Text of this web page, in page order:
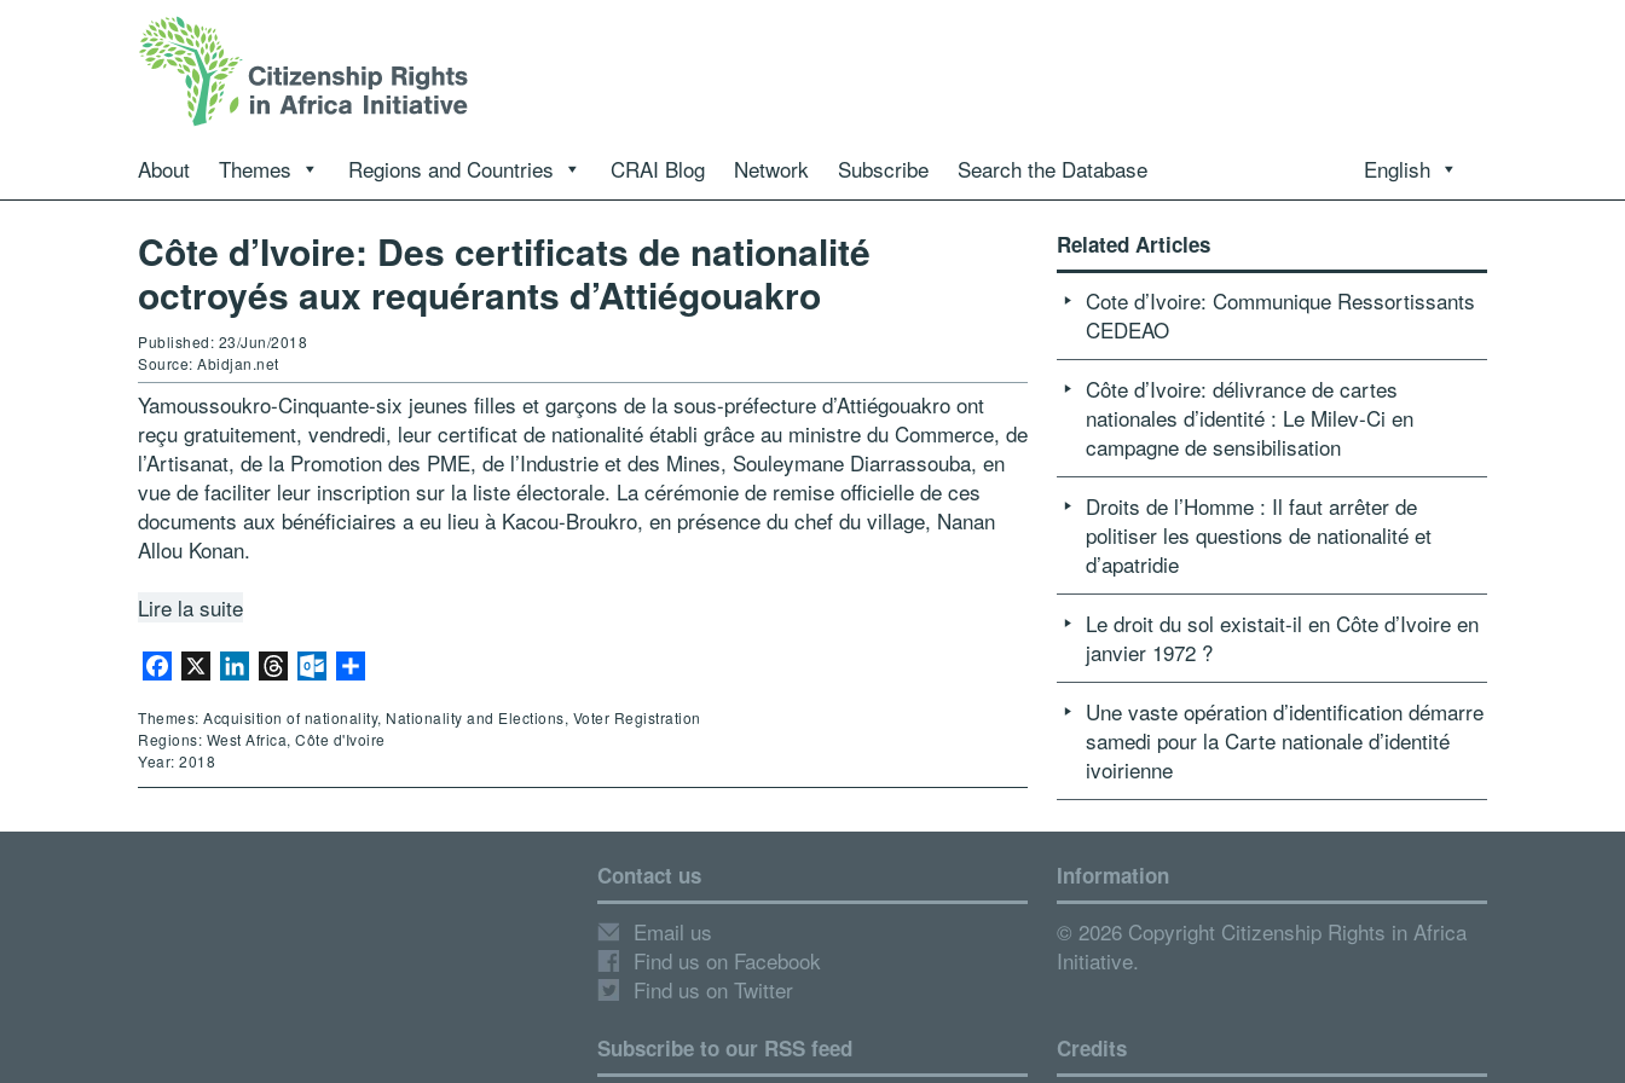
About Themes Regions and Countries CRAI Blog Network Subscribe Search the Database English
Côte d’Ivoire: Des certificats de nationalité
octroyés aux requérants d’Attiégouakro
Published: 23/Jun/2018
Source: Abidjan.net
Yamoussoukro-Cinquante-six jeunes filles et garçons de la sous-préfecture d’Attiégouakro ont
reçu gratuitement, vendredi, leur certificat de nationalité établi grâce au ministre du Commerce, de
l’Artisanat, de la Promotion des PME, de l’Industrie et des Mines, Souleymane Diarrassouba, en
vue de faciliter leur inscription sur la liste électorale. La cérémonie de remise officielle de ces
documents aux bénéficiaires a eu lieu à Kacou-Broukro, en présence du chef du village, Nanan
Allou Konan.
Lire la suite
Facebook LinkedInThreadsOutlook.com
Themes: Acquisition of nationality, Nationality and Elections, Voter Registration
Regions: West Africa, Côte d'Ivoire
Year: 2018
Related Articles
Cote d’Ivoire: Communique Ressortissants
CEDEAO
Côte d’Ivoire: délivrance de cartes
nationales d’identité : Le Milev-Ci en
campagne de sensibilisation
Droits de l’Homme : Il faut arrêter de
politiser les questions de nationalité et
d’apatridie
Le droit du sol existait-il en Côte d’Ivoire en
janvier 1972 ?
Une vaste opération d’identification démarre
samedi pour la Carte nationale d’identité
ivoirienne
Contact us
Email us
Find us on Facebook
Find us on Twitter
Subscribe to our RSS feed
Information
© 2026 Copyright Citizenship Rights in Africa
Initiative.
Credits